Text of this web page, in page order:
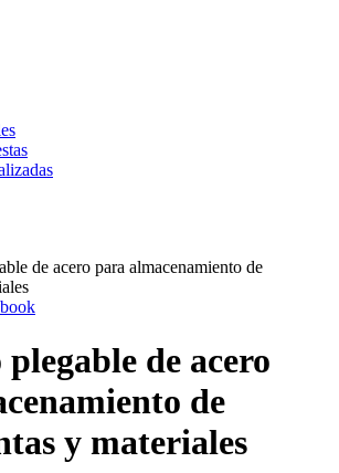
de acero para almacenamiento de
de acero
de
y materiales